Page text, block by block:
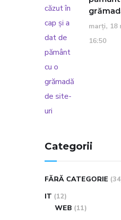
marți, 18
16:50
Categorii
FĂRĂ CATEGORIE
IT (12)
WEB (11)